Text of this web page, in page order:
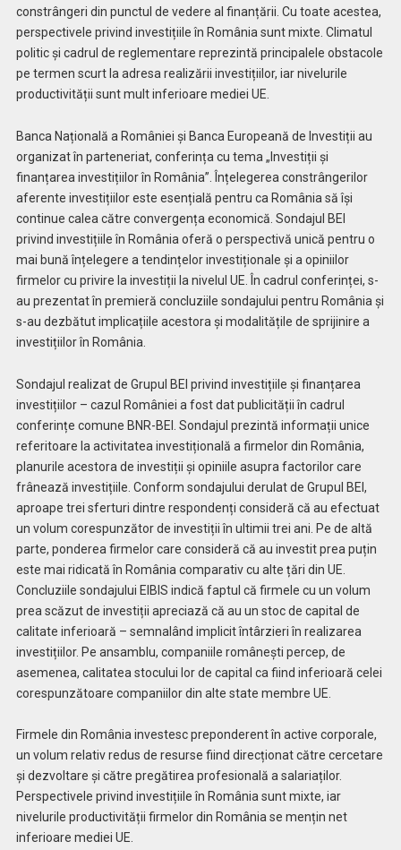
constrângeri din punctul de vedere al finanțării. Cu toate acestea,
perspectivele privind investițiile în România sunt mixte. Climatul
politic și cadrul de reglementare reprezintă principalele obstacole
pe termen scurt la adresa realizării investițiilor, iar nivelurile
productivității sunt mult inferioare mediei UE.
Banca Națională a României și Banca Europeană de Investiții au
organizat în parteneriat, conferința cu tema „Investiții și
finanțarea investițiilor în România”. Înțelegerea constrângerilor
aferente investițiilor este esențială pentru ca România să își
continue calea către convergența economică. Sondajul BEI
privind investițiile în România oferă o perspectivă unică pentru o
mai bună înțelegere a tendințelor investiționale și a opiniilor
firmelor cu privire la investiții la nivelul UE. În cadrul conferinței, s-
au prezentat în premieră concluziile sondajului pentru România și
s-au dezbătut implicațiile acestora și modalitățile de sprijinire a
investițiilor în România.
Sondajul realizat de Grupul BEI privind investițiile și finanțarea
investițiilor – cazul României a fost dat publicității în cadrul
conferințe comune BNR-BEI. Sondajul prezintă informații unice
referitoare la activitatea investițională a firmelor din România,
planurile acestora de investiții și opiniile asupra factorilor care
frânează investițiile. Conform sondajului derulat de Grupul BEI,
aproape trei sferturi dintre respondenți consideră că au efectuat
un volum corespunzător de investiții în ultimii trei ani. Pe de altă
parte, ponderea firmelor care consideră că au investit prea puțin
este mai ridicată în România comparativ cu alte țări din UE.
Concluziile sondajului EIBIS indică faptul că firmele cu un volum
prea scăzut de investiții apreciază că au un stoc de capital de
calitate inferioară – semnalând implicit întârzieri în realizarea
investițiilor. Pe ansamblu, companiile românești percep, de
asemenea, calitatea stocului lor de capital ca fiind inferioară celei
corespunzătoare companiilor din alte state membre UE.
Firmele din România investesc preponderent în active corporale,
un volum relativ redus de resurse fiind direcționat către cercetare
și dezvoltare și către pregătirea profesională a salariaților.
Perspectivele privind investițiile în România sunt mixte, iar
nivelurile productivității firmelor din România se mențin net
inferioare mediei UE.